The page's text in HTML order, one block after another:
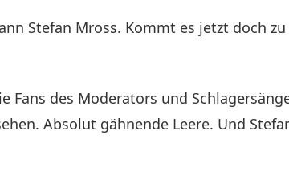
Stefan Mross. Kommt es jetzt doch
des Moderators und
Absolut gähnende Leere. Und